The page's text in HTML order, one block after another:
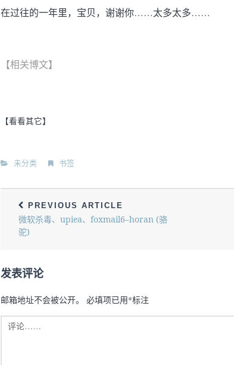
在过往的一年里，宝贝，谢谢你……太多太多……
【相关博文】
【看看其它】
未分类 书签
PREVIOUS ARTICLE
微软杀毒、upiea、foxmail6–horan (骆
驼)
发表评论
邮箱地址不会被公开。 必填项已用*标注